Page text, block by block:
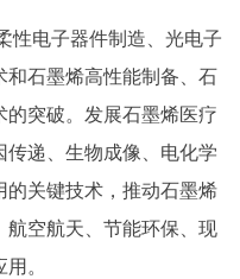
电子器件制造、光电子
和石墨烯高性能制备、石
突破。发展石墨烯医疗
递、生物成像、电化学
的关键技术，推动石墨烯
航空航天、节能环保、现
。